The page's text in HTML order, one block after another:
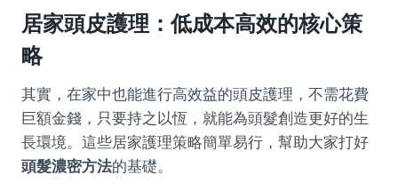
居家頭皮護理：低成本高效的核心策
略
其實，在家中也能進行高效益的頭皮護理，不需花費
巨額金錢，只要持之以恆，就能為頭髮創造更好的生
長環境。這些居家護理策略簡單易行，幫助大家打好
頭髮濃密方法的基礎。